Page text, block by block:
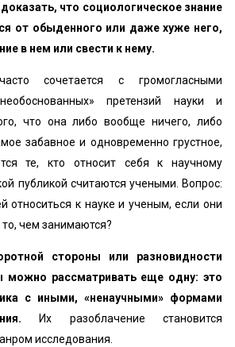
что социологическое знание
от обыденного или даже хуже него,
в нем или свести к нему.
сочетается с громогласными
претензий науки и
что она либо вообще ничего, либо
забавное и одновременно грустное,
те, кто относит себя к научному
публикой считаются учеными. Вопрос:
относиться к науке и ученым, если они
чем занимаются?
стороны или разновидности
рассматривать еще одну: это
с иными, «ненаучными» формами
Их разоблачение становится
исследования.